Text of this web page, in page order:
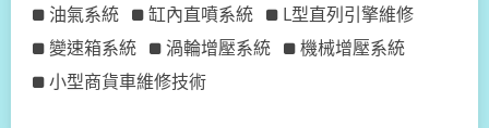
油氣系統 缸內直噴系統
L型直列引擎維修
變速箱系統
渦輪增壓系統
機械增壓系統
小型商貨車維修技術